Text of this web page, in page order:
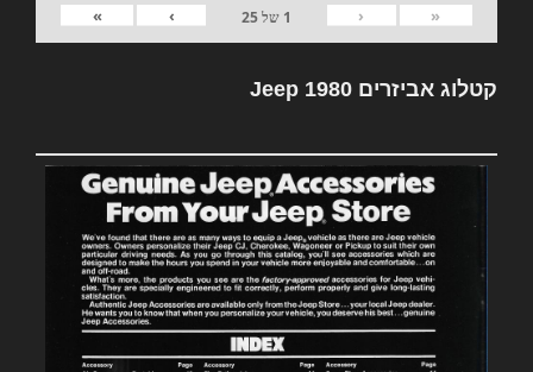
«
‹
1 של25
›
»
קטלוג אביזרים Jeep 1980